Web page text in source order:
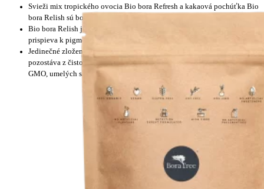
Svieži mix tropického ovocia Bio bora Refresh a kakaová pochúťka Bio
bora Relish sú bohatým zdrojom vlákniny
Bio bora Relish je prírodným zdrojom medi, ktorá podporuje imunitu a
prispieva k pigmentácii vlasov a pokožky
Jedinečné zloženie superfoods určené k vašej vyváženej strave
pozostáva z čisto rastlinných ingrediencií v 100% BIO kvalite bez
GMO, umelých sladidiel, umelých príchutí a konzervantov